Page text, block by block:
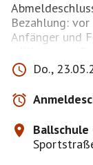
Bezahlung:
Anfänger und
willkommen.
Vordergrund.
:-)
Wer nicht
sich an den
Warteliste
mich auf Euch
Do.,